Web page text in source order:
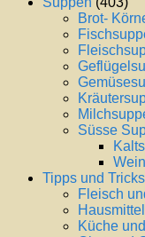
Brot-
Süsse
Tipps und Tricks
Fleisch
Hausmittel
Küche